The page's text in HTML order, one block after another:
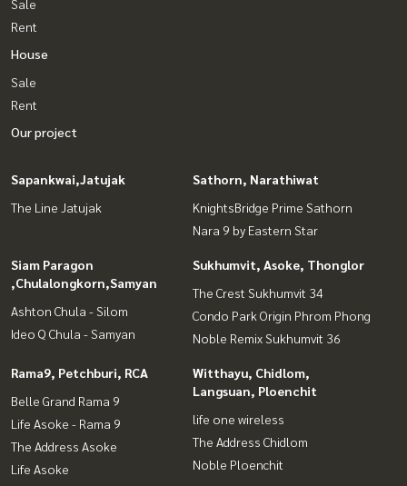
Sale
Rent
House
Sale
Rent
Our project
Sapankwai,Jatujak
The Line Jatujak
Sathorn, Narathiwat
KnightsBridge Prime Sathorn
Nara 9 by Eastern Star
Siam Paragon
,Chulalongkorn,Samyan
Ashton Chula - Silom
Ideo Q Chula - Samyan
Sukhumvit, Asoke, Thonglor
The Crest Sukhumvit 34
Condo Park Origin Phrom Phong
Noble Remix Sukhumvit 36
Rama9, Petchburi, RCA
Belle Grand Rama 9
Life Asoke - Rama 9
The Address Asoke
Life Asoke
Witthayu, Chidlom,
Langsuan, Ploenchit
life one wireless
The Address Chidlom
Noble Ploenchit